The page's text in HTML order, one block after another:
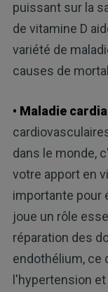
puissant sur la
de vitamine D
variété de
causes de
• Maladie
dans le monde,
votre apport en
importante pour
joue un rôle
réparation des
endothélium, ce
l'hypertension